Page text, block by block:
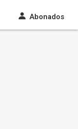
Abonados